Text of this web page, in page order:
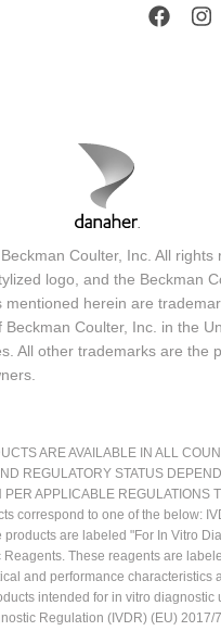
Coulter, Inc. All rights
logo, and the Beckman
mentioned herein are
Beckman Coulter, Inc. in the
All other trademarks are the
ARE AVAILABLE IN ALL
REGULATORY STATUS
PER APPLICABLE REGULATIONS
correspond to one of the below:
products are labeled "For In Vitro
Reagents. These reagents are
and performance characteristics
intended for in vitro diagnostic
Regulation (IVDR) (EU) 2017/